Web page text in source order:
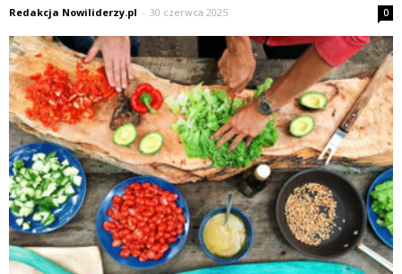
Redakcja Nowiliderzy.pl - 30 czerwca 2025 0